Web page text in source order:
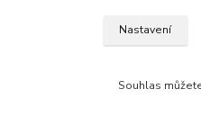
Nastavení
Souhlas